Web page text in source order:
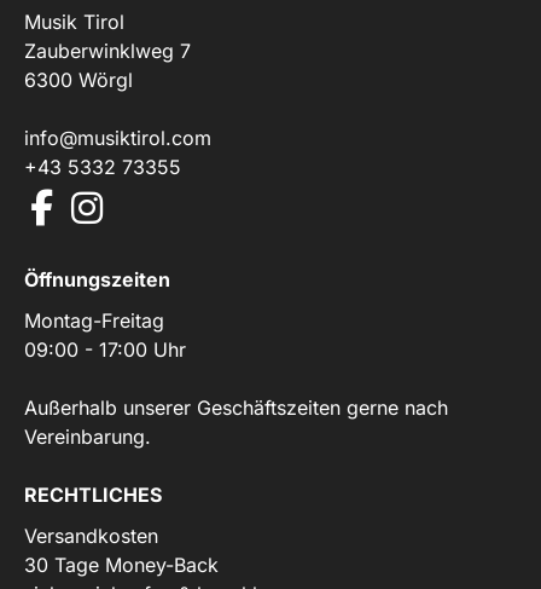
Musik Tirol
Zauberwinklweg 7
6300 Wörgl
info@musiktirol.com
+43 5332 73355
Öffnungszeiten
Montag-Freitag
09:00 - 17:00 Uhr
Außerhalb unserer Geschäftszeiten gerne nach
Vereinbarung.
RECHTLICHES
Versandkosten
30 Tage Money-Back